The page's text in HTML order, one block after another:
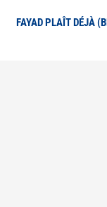
FAYAD PLAÎT DÉJÀ